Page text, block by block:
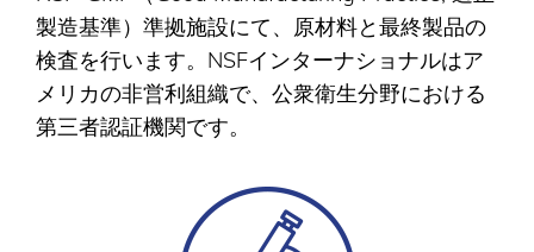
製造基準）準拠施設にて、原材料と最終製品の
検査を行います。NSFインターナショナルはア
メリカの非営利組織で、公衆衛生分野における
第三者認証機関です。